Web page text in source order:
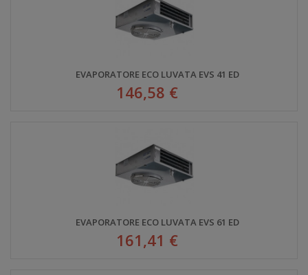
EVAPORATORE ECO LUVATA EVS 41 ED
146,58 €
EVAPORATORE ECO LUVATA EVS 61 ED
161,41 €